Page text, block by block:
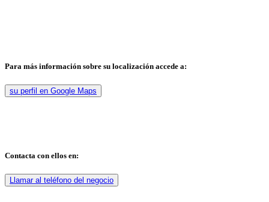
Para más información sobre su localización accede a:
su perfil en Google Maps
Contacta con ellos en:
Llamar al teléfono del negocio